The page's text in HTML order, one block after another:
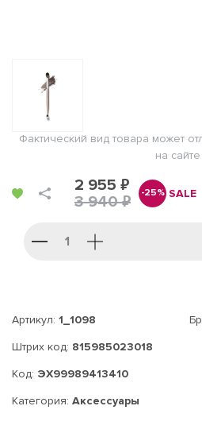
Фактический вид товара может
на сайте
2 955 ₽
3 940 ₽
-25% SALE
Артикул: 1_1098
Штрих код: 815985023018
Код: ЭХ99989413410
Категория: Аксессуары